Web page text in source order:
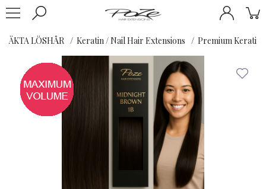
ÄKTA LÖSHÅR Keratin / Nail Hair Extensions Premium Keratin